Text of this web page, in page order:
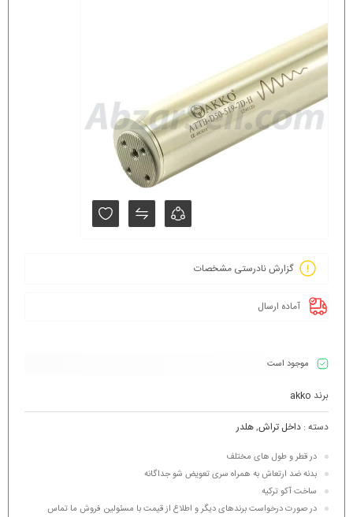
گزارش نادرستی مشخصات
آماده ارسال
موجود است
برند akko
دسته : داخل تراش,هلدر
در قطر و طول های مختلف
بدنه ضد ارتعاش به همراه سری تعویض شو جداگانه
ساخت آکو ترکیه
در صورت درخواست برندهای دیگر و اطلاع از قیمت با مسئولین فروش ما تماس